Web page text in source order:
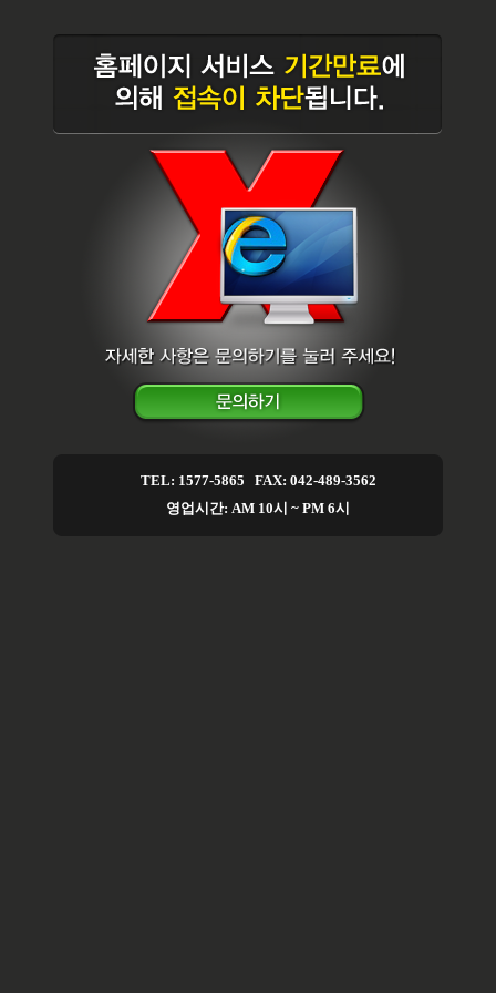
TEL: 1577-5865 FAX: 042-489-3562
영업시간: AM 10시 ~ PM 6시